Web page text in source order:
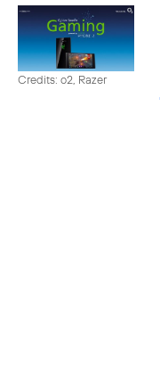
Credits: o2, Razer